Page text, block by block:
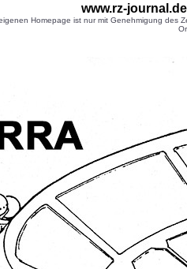
www.rz-
Homepage ist nur mit Genehmigung